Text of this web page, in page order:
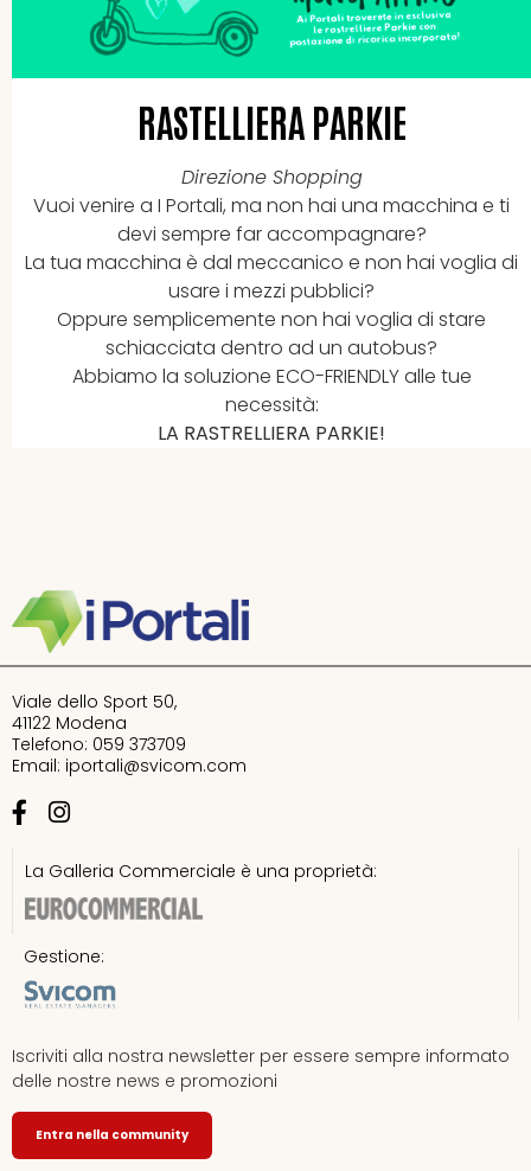
RASTELLIERA PARKIE
Direzione Shopping
Vuoi venire a I Portali, ma non hai una macchina e ti
devi sempre far accompagnare?
La tua macchina è dal meccanico e non hai voglia di
usare i mezzi pubblici?
Oppure semplicemente non hai voglia di stare
schiacciata dentro ad un autobus?
Abbiamo la soluzione ECO-FRIENDLY alle tue
necessità:
LA RASTRELLIERA PARKIE!
Viale dello Sport 50,
41122 Modena
Telefono: 059 373709
Email: iportali@svicom.com
La Galleria Commerciale è una proprietà:
Gestione:
Iscriviti alla nostra newsletter per essere sempre informato
delle nostre news e promozioni
Entra nella community